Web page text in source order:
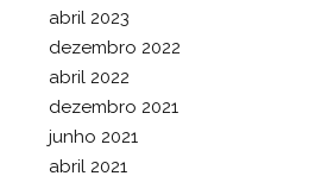
abril 2023
dezembro 2022
abril 2022
dezembro 2021
junho 2021
abril 2021